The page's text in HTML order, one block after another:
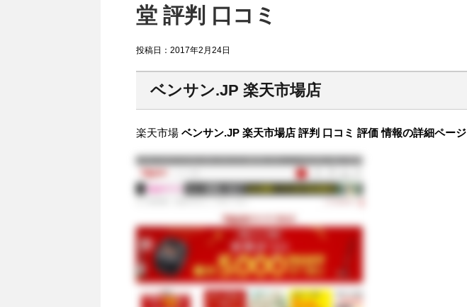
堂 評判 口コミ
投稿日： 2017年2月24日
ベンサン.JP 楽天市場店
楽天市場 ベンサン.JP 楽天市場店 評判 口コミ 評価 情報の詳細ページ